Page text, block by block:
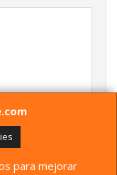
para mejorar
A VIERNES